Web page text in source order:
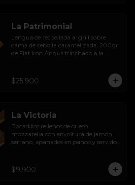
La Patrimonial
Lengua de res sellada al grill sobre
cama de cebolla caramelizada, 200gr
de Flat iron Angus trinchado a la
queso en pan de la casa, acompañado
con sopaipillas sureñas y mayo casera.
$25.900
La Victoria
Bocadillos rellenos de queso
mozzarella con envoltura de jamón
serrano, apanados en panco y servidos
$9.900